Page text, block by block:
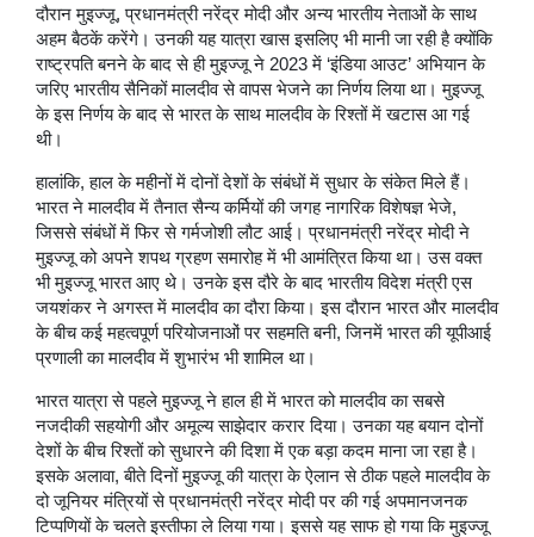
दौरान मुइज्जू, प्रधानमंत्री नरेंद्र मोदी और अन्य भारतीय नेताओं के साथ
अहम बैठकें करेंगे। उनकी यह यात्रा खास इसलिए भी मानी जा रही है क्योंकि
राष्ट्रपति बनने के बाद से ही मुइज्जू ने 2023 में ‘इंडिया आउट’ अभियान के
जरिए भारतीय सैनिकों मालदीव से वापस भेजने का निर्णय लिया था। मुइज्जू
के इस निर्णय के बाद से भारत के साथ मालदीव के रिश्तों में खटास आ गई
थी।
हालांकि, हाल के महीनों में दोनों देशों के संबंधों में सुधार के संकेत मिले हैं।
भारत ने मालदीव में तैनात सैन्य कर्मियों की जगह नागरिक विशेषज्ञ भेजे,
जिससे संबंधों में फिर से गर्मजोशी लौट आई। प्रधानमंत्री नरेंद्र मोदी ने
मुइज्जू को अपने शपथ ग्रहण समारोह में भी आमंत्रित किया था। उस वक्त
भी मुइज्जू भारत आए थे। उनके इस दौरे के बाद भारतीय विदेश मंत्री एस
जयशंकर ने अगस्त में मालदीव का दौरा किया। इस दौरान भारत और मालदीव
के बीच कई महत्वपूर्ण परियोजनाओं पर सहमति बनी, जिनमें भारत की यूपीआई
प्रणाली का मालदीव में शुभारंभ भी शामिल था।
भारत यात्रा से पहले मुइज्जू ने हाल ही में भारत को मालदीव का सबसे
नजदीकी सहयोगी और अमूल्य साझेदार करार दिया। उनका यह बयान दोनों
देशों के बीच रिश्तों को सुधारने की दिशा में एक बड़ा कदम माना जा रहा है।
इसके अलावा, बीते दिनों मुइज्जू की यात्रा के ऐलान से ठीक पहले मालदीव के
दो जूनियर मंत्रियों से प्रधानमंत्री नरेंद्र मोदी पर की गई अपमानजनक
टिप्पणियों के चलते इस्तीफा ले लिया गया। इससे यह साफ हो गया कि मुइज्जू